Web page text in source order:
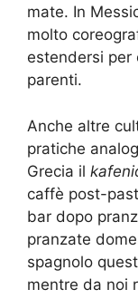
mate. In
molto
estendersi per
parenti.
Anche altre
pratiche
Grecia il
caffè post-
bar dopo
pranzate
spagnolo
mentre da noi